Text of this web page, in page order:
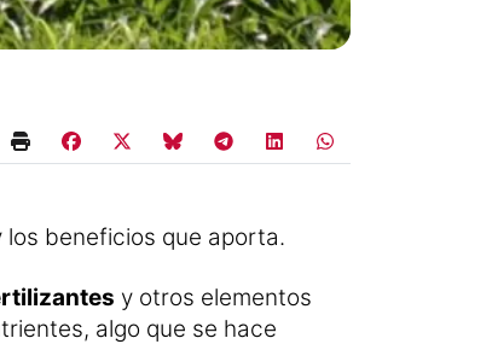
los beneficios que aporta.
y otros elementos
algo que se hace